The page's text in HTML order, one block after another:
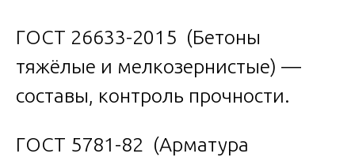
ГОСТ 26633-2015 (Бетоны
тяжёлые и мелкозернистые) —
составы, контроль прочности.
ГОСТ 5781-82 (Арматура